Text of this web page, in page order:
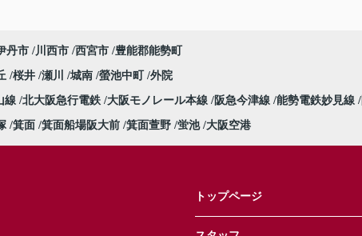
丹市 川西市 西宮市 豊能郡能勢町
桜井 瀬川 城南 螢池中町 外院
線 北大阪急行電鉄 大阪モノレール本線 阪急今津線 能勢電鉄妙見線
箕面 箕面船場阪大前 箕面萱野 蛍池 大阪空港
トップページ